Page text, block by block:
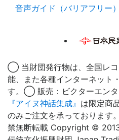
音声ガイド（バリアフリー）
◯ 当財団発行物は、全国レ
能、また各種インターネット
す。◯ 販売：ビクターエン
『アイヌ神話集成』 は限定商
のみご注文を承っております。
禁無断転載 Copyright ©